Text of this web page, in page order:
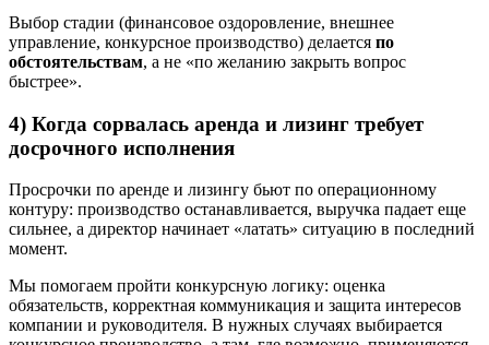
Выбор стадии (финансовое оздоровление, внешнее
управление, конкурсное производство) делается по
обстоятельствам, а не «по желанию закрыть вопрос
быстрее».
4) Когда сорвалась аренда и лизинг требует
досрочного исполнения
Просрочки по аренде и лизингу бьют по операционному
контуру: производство останавливается, выручка падает еще
сильнее, а директор начинает «латать» ситуацию в последний
момент.
Мы помогаем пройти конкурсную логику: оценка
обязательств, корректная коммуникация и защита интересов
компании и руководителя. В нужных случаях выбирается